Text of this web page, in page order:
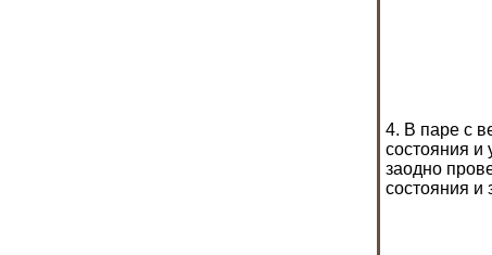
4. В паре с
состояния и
заодно
состояния